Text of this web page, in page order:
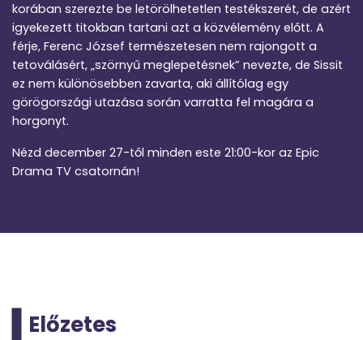
korában szerezte be letörölhetetlen testékszerét, de azért
igyekezett titokban tartani azt a közvélemény előtt. A
férje, Ferenc József természetesen nem rajongott a
tetoválásért, „szörnyű meglepetésnek” nevezte, de Sissit
ez nem különösebben zavarta, aki állítólag egy
görögországi utazása során varratta fel magára a
horgonyt.
Nézd december 27-től minden este 21:00-kor az Epic
Drama TV csatornán!
Előzetes